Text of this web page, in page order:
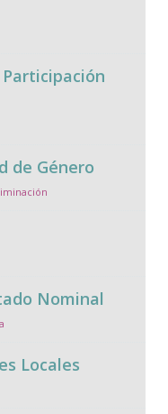
de Género
Nominal
Locales